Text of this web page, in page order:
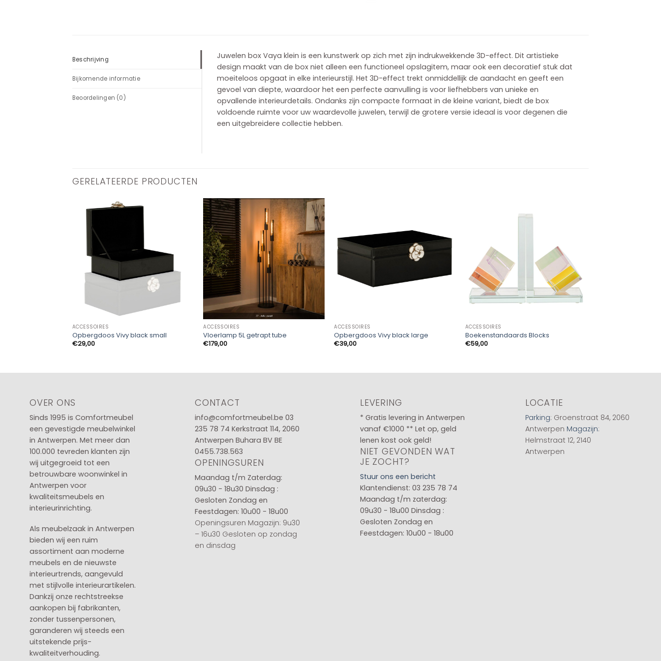
Beschrijving
Bijkomende informatie
Beoordelingen (0)
Juwelen box Vaya klein is een kunstwerk op zich met zijn indrukwekkende 3D-effect. Dit artistieke
design maakt van de box niet alleen een functioneel opslagitem, maar ook een decoratief stuk dat
moeiteloos opgaat in elke interieurstijl. Het 3D-effect trekt onmiddellijk de aandacht en geeft een
gevoel van diepte, waardoor het een perfecte aanvulling is voor liefhebbers van unieke en
opvallende interieurdetails. Ondanks zijn compacte formaat in de kleine variant, biedt de box
voldoende ruimte voor uw waardevolle juwelen, terwijl de grotere versie ideaal is voor degenen die
een uitgebreidere collectie hebben.
GERELATEERDE PRODUCTEN
ACCESSOIRES
Opbergdoos Vivy black small
€29,00
ACCESSOIRES
Vloerlamp 5L getrapt tube
€179,00
ACCESSOIRES
Opbergdoos Vivy black large
€39,00
ACCESSOIRES
Boekenstandaards Blocks
€59,00
OVER ONS
Sinds 1995 is Comfortmeubel
een gevestigde meubelwinkel
in Antwerpen. Met meer dan
100.000 tevreden klanten zijn
wij uitgegroeid tot een
betrouwbare woonwinkel in
Antwerpen voor
kwaliteitsmeubels en
interieurinrichting.
Als meubelzaak in Antwerpen
bieden wij een ruim
assortiment aan moderne
meubels en de nieuwste
interieurtrends, aangevuld
met stijlvolle interieurartikelen.
Dankzij onze rechtstreekse
aankopen bij fabrikanten,
zonder tussenpersonen,
garanderen wij steeds een
uitstekende prijs-
kwaliteitverhouding.
CONTACT
info@comfortmeubel.be 03
235 78 74 Kerkstraat 114, 2060
Antwerpen Buhara BV BE
0455.738.563
OPENINGSUREN
Maandag t/m Zaterdag:
09u30 - 18u30 Dinsdag :
Gesloten Zondag en
Feestdagen: 10u00 - 18u00
Openingsuren Magazijn: 9u30
– 16u30 Gesloten op zondag
en dinsdag
LEVERING
* Gratis levering in Antwerpen
vanaf €1000 ** Let op, geld
lenen kost ook geld!
NIET GEVONDEN WAT
JE ZOCHT?
Stuur ons een bericht
Klantendienst: 03 235 78 74
Maandag t/m zaterdag:
09u30 - 18u00 Dinsdag :
Gesloten Zondag en
Feestdagen: 10u00 - 18u00
LOCATIE
Parking: Groenstraat 84, 2060
Antwerpen Magazijn:
Helmstraat 12, 2140
Antwerpen